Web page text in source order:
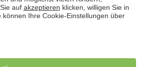
Person, Ihren Fähigkeiten und
Bewerbungsunterlagen.